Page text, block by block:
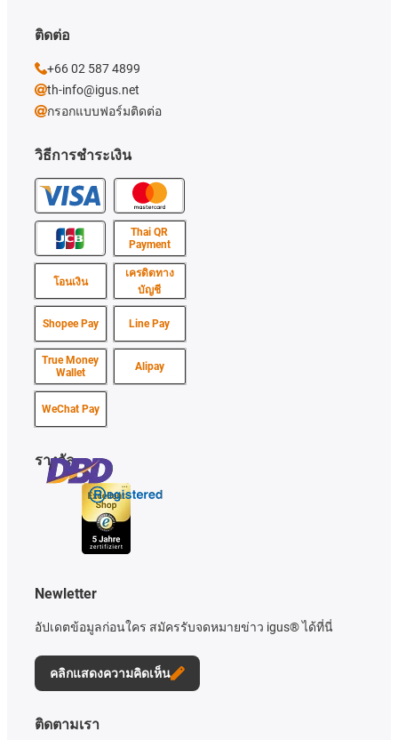
วิธีการชำระเงิน
Thai QR
Payment
โอนเงิน
เครดิตทาง
บัญชี
Shopee Pay Line Pay
True Money
Wallet
Alipay
WeChat Pay
รางวัล
Newletter
อัปเดตข้อมูลก่อนใคร สมัครรับจดหมายข่าว igus® ได้ที่นี่
คลิกแสดงความคิดเห็น
ติดต่อ
+66 02 587 4899
th-info@igus.net
กรอกแบบฟอร์มติดต่อ
ติดตามเรา